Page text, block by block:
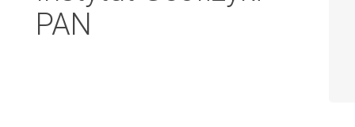
PAN